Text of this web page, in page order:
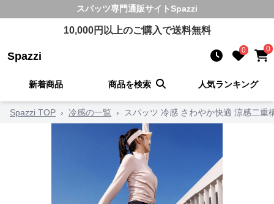
スパッツ専門通販サイトSpazzi
10,000円以上のご購入で送料無料
Spazzi 0 0
新着商品 商品を検索 人気ランキング
Spazzi TOP › 冷感の一覧 › スパッツ 冷感 さわやか快適 涼感二重